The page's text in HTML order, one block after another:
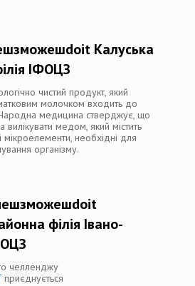
Калуська
ІФОЦЗ
чистий продукт, який
молочком входить до
Народна медицина стверджує, що
медом, який містить
мікроелементи, необхідні для
організму.
філія Івано-
челленджу
приєднується